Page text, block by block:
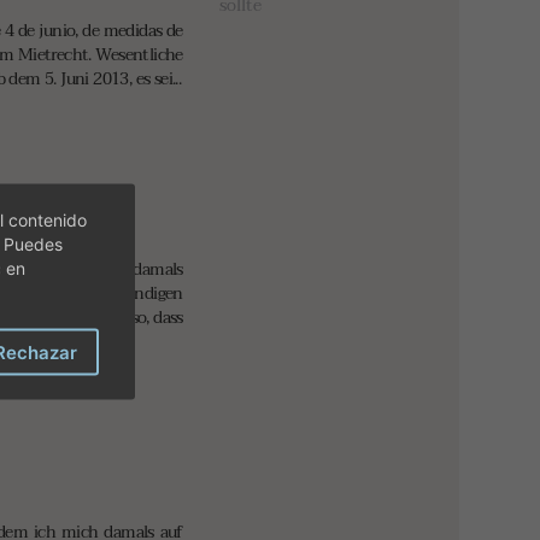
de junio, de medidas de
Mietrecht. Wesentliche
5. Juni 2013, es sei...
. Offen blieb damals
Sachverständigen
es ist vielmehr so, dass
ich mich damals auf
sollte
contenido
en